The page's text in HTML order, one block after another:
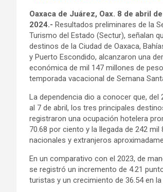
Oaxaca de Juárez, Oax. 8 de abril de
2024.- Resultados preliminares de la
Turismo del Estado (Sectur), señalan
destinos de la Ciudad de Oaxaca,
y Puerto Escondido, alcanzaron una
económica de mil 147 millones de
temporada vacacional de Semana
La dependencia dio a conocer que, del
al 7 de abril, los tres principales
registraron una ocupación hotelera
70.68 por ciento y la llegada de 242 mil
nacionales y extranjeros
En un comparativo con el 2023, de
se registró un incremento de 4.21
turistas y un crecimiento de 36.54 en